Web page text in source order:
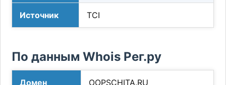
Источник TCI
По данным Whois Рег.ру
Домен OOPSCHITA.RU